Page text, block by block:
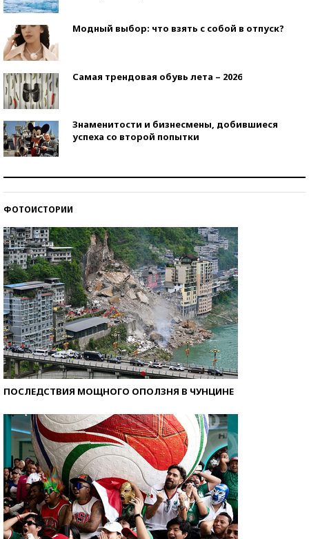
Модный выбор: что взять с собой в отпуск?
Самая трендовая обувь лета – 2026
Знаменитости и бизнесмены, добившиеся
успеха со второй попытки
ФОТОИСТОРИИ
ПОСЛЕДСТВИЯ МОЩНОГО ОПОЛЗНЯ В ЧУНЦИНЕ